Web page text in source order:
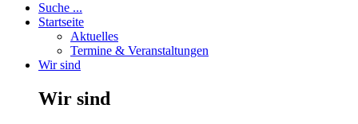
Suche ...
Startseite
Aktuelles
Termine & Veranstaltungen
Wir sind
Wir sind